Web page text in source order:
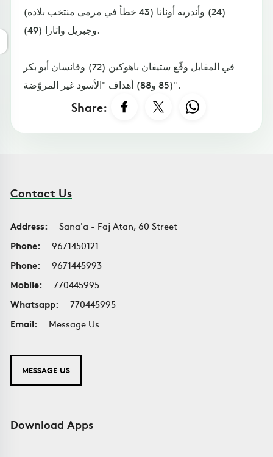
(24) وأندريه أونانا (43 خطأ في مرمى منتخب بلاده)
وجبريل واتارا (49).
في المقابل وقّع ستيفان باهوكين (72) وفانسان أبو بكر
(85 و88) أهداف "الأسود غير المروّضة".
Share:
Contact Us
Address:
Sana'a - Faj Atan, 60 Street
Phone:
9671450121
Phone:
9671445993
Mobile:
770445995
Whatsapp:
770445995
Email:
Message Us
MESSAGE US
Download Apps